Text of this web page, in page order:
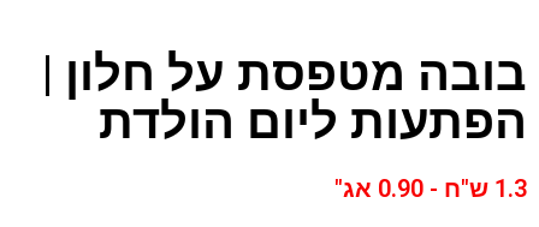
בובה מטפסת על חלון |
הפתעות ליום הולדת
1.3 ש"ח - 0.90 אג"